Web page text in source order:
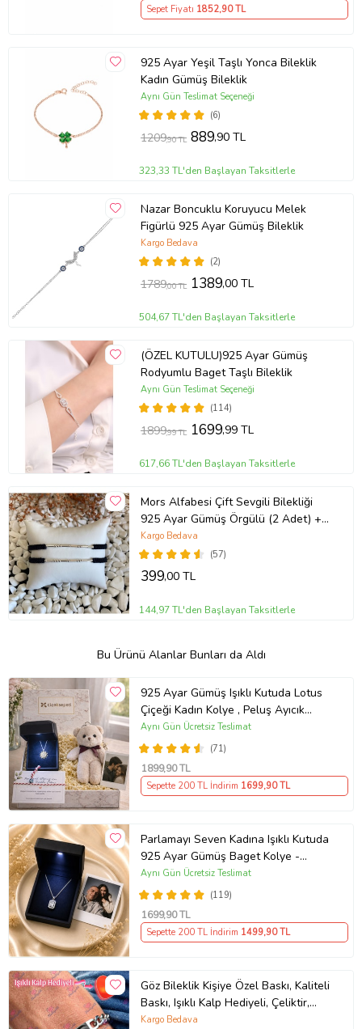
Sepet Fiyatı 1852,90 TL
925 Ayar Yeşil Taşlı Yonca Bileklik
Kadın Gümüş Bileklik
(6)
Aynı Gün Teslimat Seçeneği
1209,90 TL 889,90 TL
323,33 TL'den Başlayan Taksitlerle
Nazar Boncuklu Koruyucu Melek
Figürlü 925 Ayar Gümüş Bileklik
(2)
Kargo Bedava
1789,00 TL 1389,00 TL
504,67 TL'den Başlayan Taksitlerle
(ÖZEL KUTULU)925 Ayar Gümüş
Rodyumlu Baget Taşlı Bileklik
(114)
Aynı Gün Teslimat Seçeneği
1899,99 TL 1699,99 TL
617,66 TL'den Başlayan Taksitlerle
Mors Alfabesi Çift Sevgili Bilekliği
925 Ayar Gümüş Örgülü (2 Adet) +
1 Adet Hediye Bileklik
(57)
Kargo Bedava
399,00 TL
144,97 TL'den Başlayan Taksitlerle
Bu Ürünü Alanlar Bunları da Aldı
925 Ayar Gümüş Işıklı Kutuda Lotus
Çiçeği Kadın Kolye , Peluş Ayıcık
Anahtarlık Marteniçka Bileklik,
Polaroid Fotoğraf Hediye
(71)
Aynı Gün Ücretsiz Teslimat
1899,90 TL
Sepette 200 TL İndirim 1699,90 TL
Parlamayı Seven Kadına Işıklı Kutuda
925 Ayar Gümüş Baget Kolye -
Kişiye Özel Fotoğraf Hediye
(119)
Aynı Gün Ücretsiz Teslimat
1699,90 TL
Sepette 200 TL İndirim 1499,90 TL
Göz Bileklik Kişiye Özel Baskı, Kaliteli
Baskı, Işıklı Kalp Hediyeli, Çeliktir,
Paslanmaz, Kararmaz
Kargo Bedava